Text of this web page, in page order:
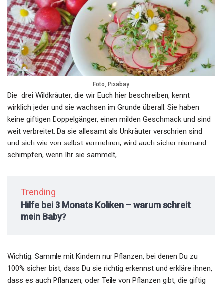
Foto, Pixabay
Die drei Wildkräuter, die wir Euch hier beschreiben, kennt
wirklich jeder und sie wachsen im Grunde überall. Sie haben
keine giftigen Doppelgänger, einen milden Geschmack und sind
weit verbreitet. Da sie allesamt als Unkräuter verschrien sind
und sich wie von selbst vermehren, wird auch sicher niemand
schimpfen, wenn Ihr sie sammelt,
Trending
Hilfe bei 3 Monats Koliken – warum schreit
mein Baby?
Wichtig: Sammle mit Kindern nur Pflanzen, bei denen Du zu
100% sicher bist, dass Du sie richtig erkennst und erkläre ihnen,
dass es auch Pflanzen, oder Teile von Pflanzen gibt, die giftig